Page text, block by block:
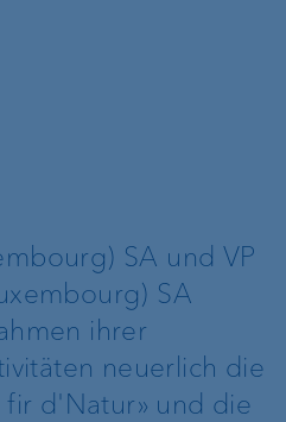
SA und VP
SA
ihrer
neuerlich die
d'Natur» und die